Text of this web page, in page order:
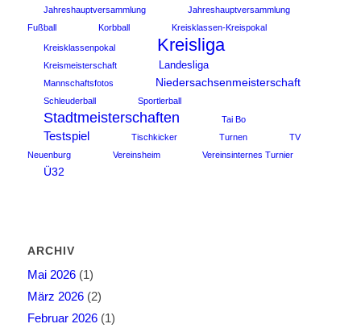
Jahreshauptversammlung
Jahreshauptversammlung
Fußball
Korbball Kreisklassen-Kreispokal
Kreisklassenpokal Kreisliga
Kreismeisterschaft Landesliga
Mannschaftsfotos Niedersachsenmeisterschaft
Schleuderball Sportlerball
Stadtmeisterschaften Tai Bo
Testspiel Tischkicker Turnen
TV
Neuenburg
Vereinsheim Vereinsinternes Turnier
Ü32
ARCHIV
Mai 2026(1)
März 2026(2)
Februar 2026(1)